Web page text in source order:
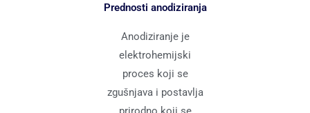
Prednosti anodiziranja
Anodiziranje je
elektrohemijski
proces koji se
zgušnjava i postavlja